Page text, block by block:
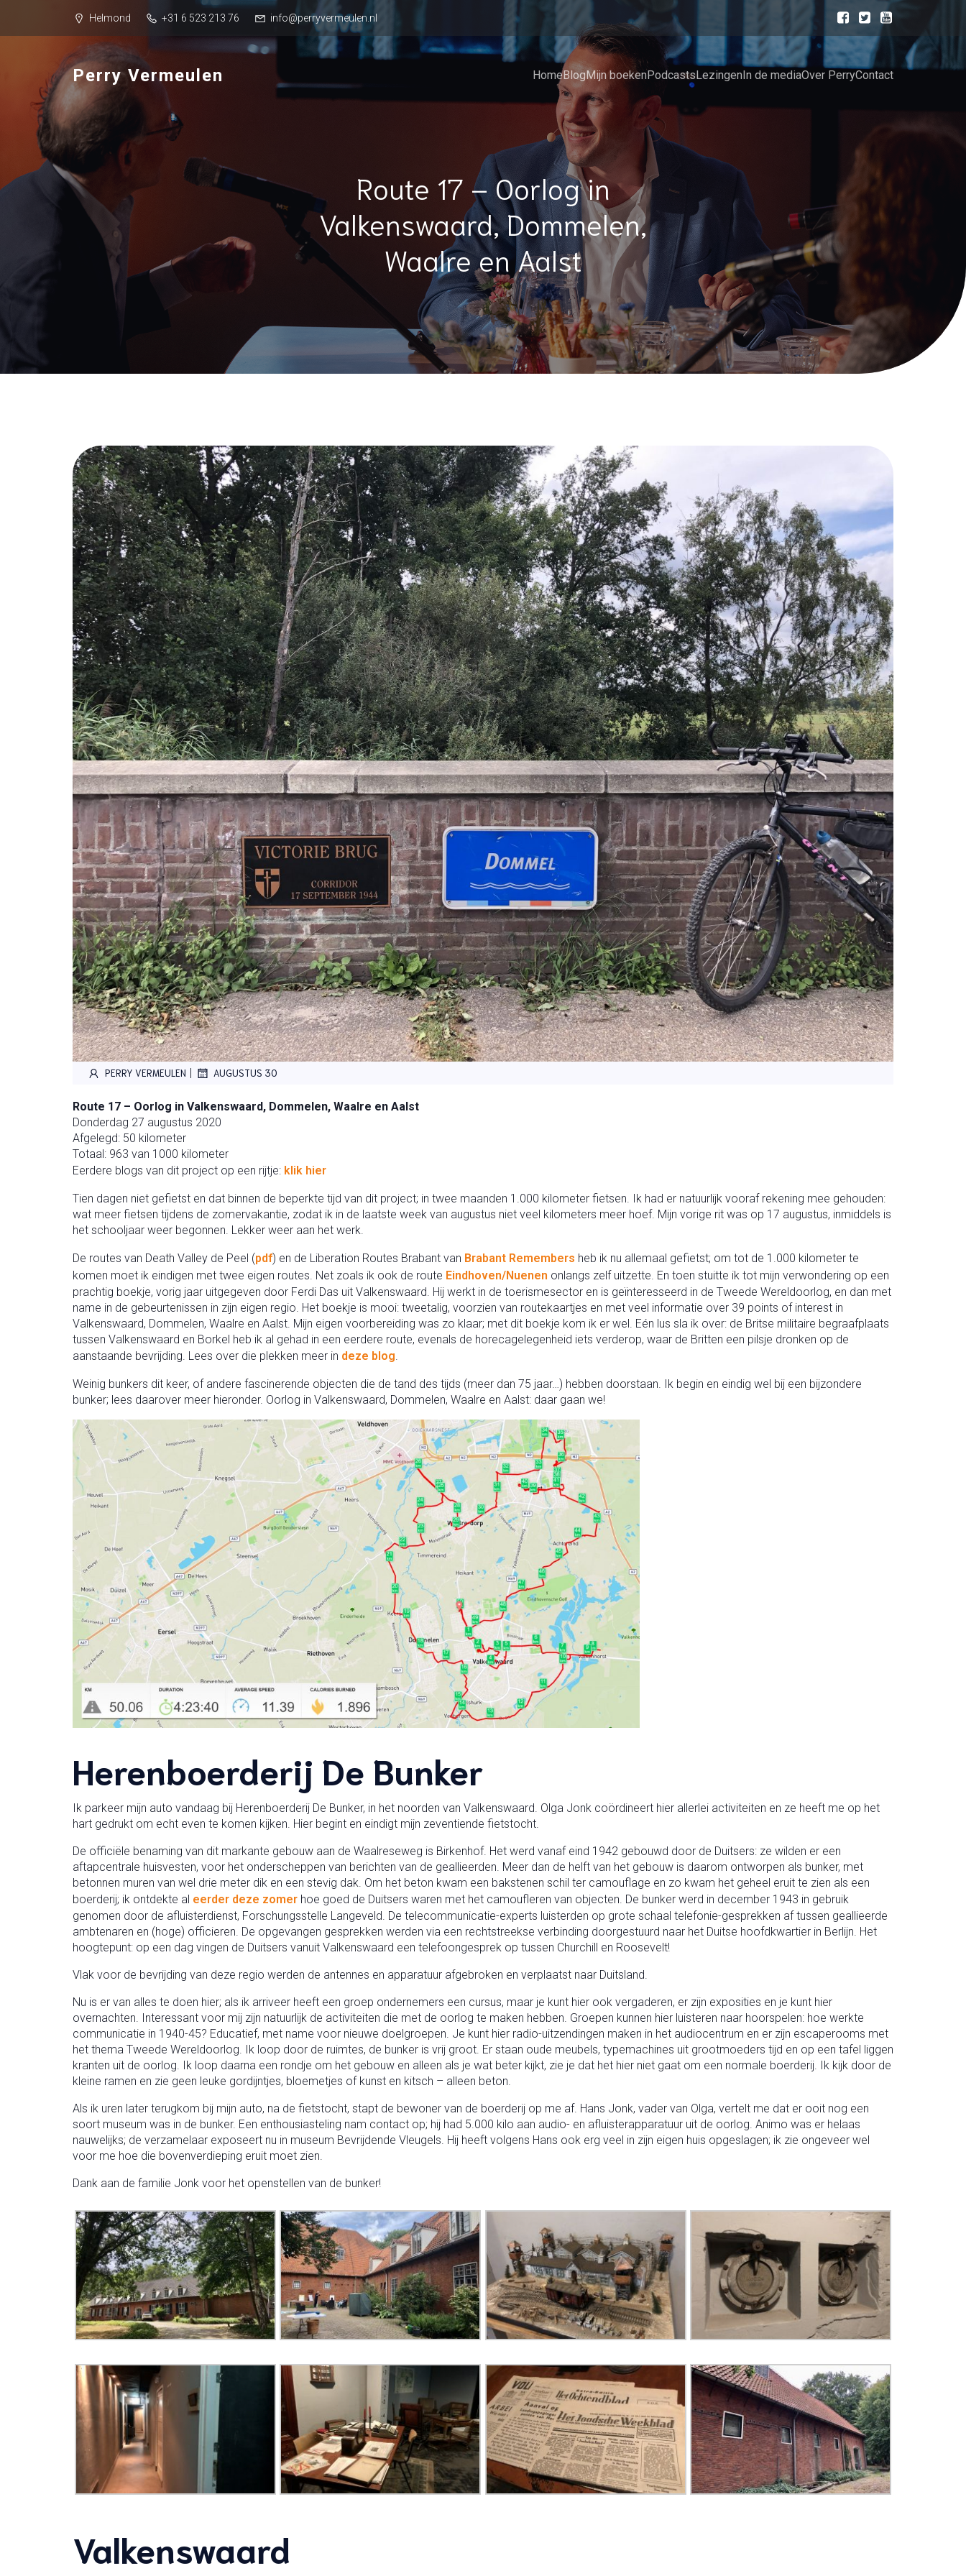
Helmond +31 6 523 213 76 info@perryvermeulen.nl
Perry Vermeulen HomeBlogMijn boekenPodcastsLezingenIn de mediaOver PerryContact
Route 17 – Oorlog in
Valkenswaard, Dommelen,
Waalre en Aalst
PERRY VERMEULEN | AUGUSTUS 30
Route 17 – Oorlog in Valkenswaard, Dommelen, Waalre en Aalst
Donderdag 27 augustus 2020
Afgelegd: 50 kilometer
Totaal: 963 van 1000 kilometer
Eerdere blogs van dit project op een rijtje: klik hier
Tien dagen niet gefietst en dat binnen de beperkte tijd van dit project; in twee maanden 1.000 kilometer fietsen. Ik had er natuurlijk vooraf rekening mee gehouden:
wat meer fietsen tijdens de zomervakantie, zodat ik in de laatste week van augustus niet veel kilometers meer hoef. Mijn vorige rit was op 17 augustus, inmiddels is
het schooljaar weer begonnen. Lekker weer aan het werk.
De routes van Death Valley de Peel (pdf) en de Liberation Routes Brabant van Brabant Remembers heb ik nu allemaal gefietst; om tot de 1.000 kilometer te
komen moet ik eindigen met twee eigen routes. Net zoals ik ook de route Eindhoven/Nuenen onlangs zelf uitzette. En toen stuitte ik tot mijn verwondering op een
prachtig boekje, vorig jaar uitgegeven door Ferdi Das uit Valkenswaard. Hij werkt in de toerismesector en is geïnteresseerd in de Tweede Wereldoorlog, en dan met
name in de gebeurtenissen in zijn eigen regio. Het boekje is mooi: tweetalig, voorzien van routekaartjes en met veel informatie over 39 points of interest in
Valkenswaard, Dommelen, Waalre en Aalst. Mijn eigen voorbereiding was zo klaar; met dit boekje kom ik er wel. Eén lus sla ik over: de Britse militaire begraafplaats
tussen Valkenswaard en Borkel heb ik al gehad in een eerdere route, evenals de horecagelegenheid iets verderop, waar de Britten een pilsje dronken op de
aanstaande bevrijding. Lees over die plekken meer in deze blog
Weinig bunkers dit keer, of andere fascinerende objecten die de tand des tijds (meer dan 75 jaar…) hebben doorstaan. Ik begin en eindig wel bij een bijzondere
bunker; lees daarover meer hieronder. Oorlog in Valkenswaard, Dommelen, Waalre en Aalst: daar gaan we!
Herenboerderij De Bunker
Ik parkeer mijn auto vandaag bij Herenboerderij De Bunker, in het noorden van Valkenswaard. Olga Jonk coördineert hier allerlei activiteiten en ze heeft me op het
hart gedrukt om echt even te komen kijken. Hier begint en eindigt mijn zeventiende fietstocht.
De officiële benaming van dit markante gebouw aan de Waalreseweg is Birkenhof. Het werd vanaf eind 1942 gebouwd door de Duitsers: ze wilden er een
aftapcentrale huisvesten, voor het onderscheppen van berichten van de geallieerden. Meer dan de helft van het gebouw is daarom ontworpen als bunker, met
betonnen muren van wel drie meter dik en een stevig dak. Om het beton kwam een bakstenen schil ter camouflage en zo kwam het geheel eruit te zien als een
boerderij; ik ontdekte al eerder deze zomer hoe goed de Duitsers waren met het camoufleren van objecten. De bunker werd in december 1943 in gebruik
genomen door de afluisterdienst, Forschungsstelle Langeveld. De telecommunicatie-experts luisterden op grote schaal telefonie-gesprekken af tussen geallieerde
ambtenaren en (hoge) officieren. De opgevangen gesprekken werden via een rechtstreekse verbinding doorgestuurd naar het Duitse hoofdkwartier in Berlijn. Het
hoogtepunt: op een dag vingen de Duitsers vanuit Valkenswaard een telefoongesprek op tussen Churchill en Roosevelt!
Vlak voor de bevrijding van deze regio werden de antennes en apparatuur afgebroken en verplaatst naar Duitsland.
Nu is er van alles te doen hier; als ik arriveer heeft een groep ondernemers een cursus, maar je kunt hier ook vergaderen, er zijn exposities en je kunt hier
overnachten. Interessant voor mij zijn natuurlijk de activiteiten die met de oorlog te maken hebben. Groepen kunnen hier luisteren naar hoorspelen: hoe werkte
communicatie in 1940-45? Educatief, met name voor nieuwe doelgroepen. Je kunt hier radio-uitzendingen maken in het audiocentrum en er zijn escaperooms met
het thema Tweede Wereldoorlog. Ik loop door de ruimtes, de bunker is vrij groot. Er staan oude meubels, typemachines uit grootmoeders tijd en op een tafel liggen
kranten uit de oorlog. Ik loop daarna een rondje om het gebouw en alleen als je wat beter kijkt, zie je dat het hier niet gaat om een normale boerderij. Ik kijk door de
kleine ramen en zie geen leuke gordijntjes, bloemetjes of kunst en kitsch – alleen beton.
Als ik uren later terugkom bij mijn auto, na de fietstocht, stapt de bewoner van de boerderij op me af. Hans Jonk, vader van Olga, vertelt me dat er ooit nog een
soort museum was in de bunker. Een enthousiasteling nam contact op; hij had 5.000 kilo aan audio- en afluisterapparatuur uit de oorlog. Animo was er helaas
nauwelijks; de verzamelaar exposeert nu in museum Bevrijdende Vleugels. Hij heeft volgens Hans ook erg veel in zijn eigen huis opgeslagen; ik zie ongeveer wel
voor me hoe die bovenverdieping eruit moet zien.
Dank aan de familie Jonk voor het openstellen van de bunker!
Valkenswaard